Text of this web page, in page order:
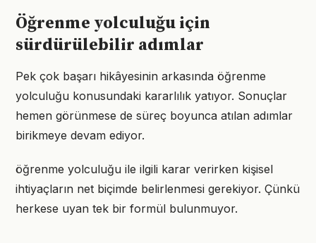
Öğrenme yolculuğu için
sürdürülebilir adımlar
Pek çok başarı hikâyesinin arkasında öğrenme
yolculuğu konusundaki kararlılık yatıyor. Sonuçlar
hemen görünmese de süreç boyunca atılan adımlar
birikmeye devam ediyor.
öğrenme yolculuğu ile ilgili karar verirken kişisel
ihtiyaçların net biçimde belirlenmesi gerekiyor. Çünkü
herkese uyan tek bir formül bulunmuyor.